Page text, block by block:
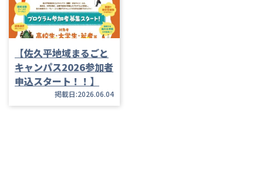
【佐久平地域まるごと
キャンパス2026参加者
申込スタート！！】
掲載日:2026.06.04